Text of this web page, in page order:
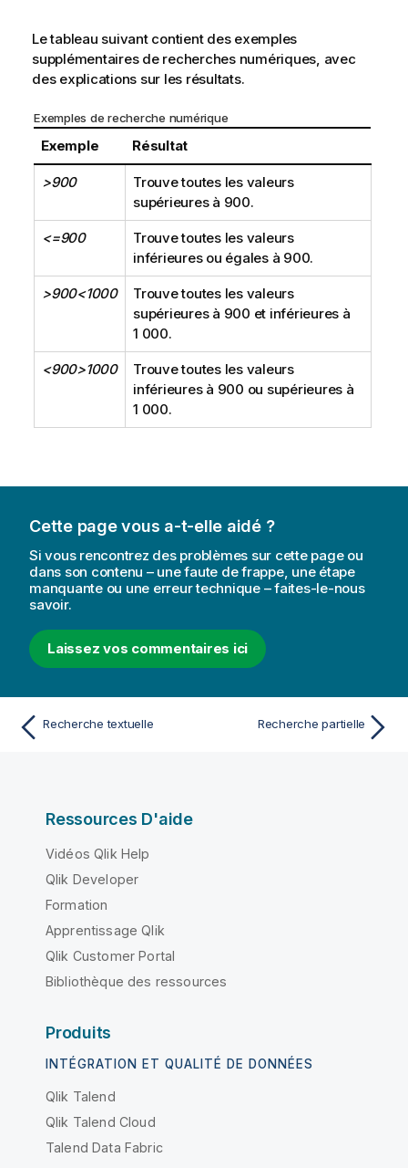
Le tableau suivant contient des exemples
supplémentaires de recherches numériques, avec
des explications sur les résultats.
Exemples de recherche numérique
Exemple Résultat
>900
Trouve toutes les valeurs
supérieures à 900.
<=900
Trouve toutes les valeurs
inférieures ou égales à 900.
>900<1000
Trouve toutes les valeurs
supérieures à 900 et inférieures à
1 000.
<900>1000
Trouve toutes les valeurs
inférieures à 900 ou supérieures à
1 000.
Cette page vous a-t-elle aidé ?
Si vous rencontrez des problèmes sur cette page ou
dans son contenu – une faute de frappe, une étape
manquante ou une erreur technique – faites-le-nous
savoir.
Laissez vos commentaires ici
Recherche textuelle Recherche partielle
Ressources D'aide
Vidéos Qlik Help
Qlik Developer
Formation
Apprentissage Qlik
Qlik Customer Portal
Bibliothèque des ressources
Produits
INTÉGRATION ET QUALITÉ DE DONNÉES
Qlik Talend
Qlik Talend Cloud
Talend Data Fabric